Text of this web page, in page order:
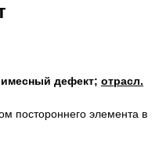
дефект; отрасл.
постороннего элемента в